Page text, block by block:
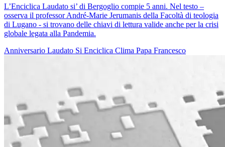
L’Enciclica Laudato si’ di Bergoglio compie 5 anni. Nel testo –
osserva il professor André-Marie Jerumanis della Facoltà di teologia
di Lugano - si trovano delle chiavi di lettura valide anche per la crisi
globale legata alla Pandemia.
Anniversario Laudato Si Enciclica Clima Papa Francesco